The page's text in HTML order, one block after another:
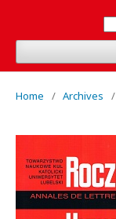
Home / Archives /